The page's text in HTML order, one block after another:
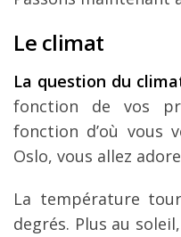
Le climat
La question du
fonction de vos
fonction d’où vous
Oslo, vous allez
La température
degrés. Plus au